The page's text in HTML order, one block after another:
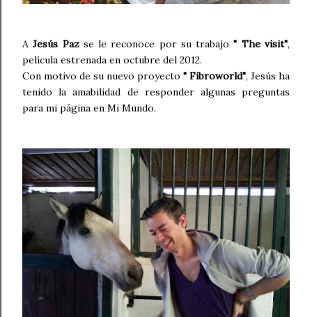
A Jesús Pazse le reconoce por su trabajo" The visit",
película estrenada en octubre del 2012.
Con motivo de su nuevo proyecto " Fibroworld", Jesús ha
tenido la amabilidad de responder algunas preguntas
para mi página en Mi Mundo.